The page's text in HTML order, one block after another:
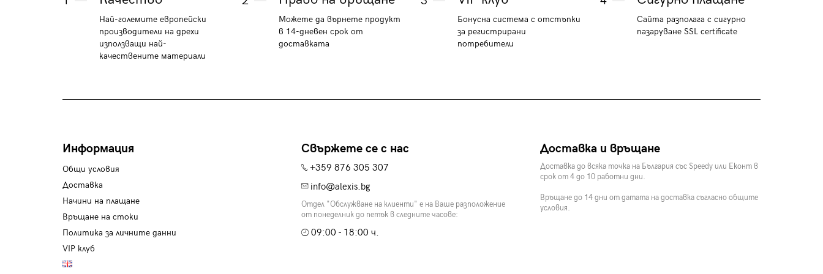
Най-големите европейски
производители на дрехи
използващи най-
качествените материали
Можете да върнете продукт
в 14-дневен срок от
доставката
Бонусна система с отстъпки
за регистрирани
потребители
Сайта разполага с сигурно
пазаруване SSL certificate
Информация
Общи условия
Доставка
Начини на плащане
Връщане на стоки
Политика за личните данни
VIP клуб
Свържете се с нас
+359 876 305 307
info@alexis.bg
Отдел "Обслужване на клиенти" е на Ваше разположение
от понеделник до петък в следните часове:
09:00 - 18:00 ч.
Доставка и връщане
Доставка до всяка точка на България със Speedy или Еконт в
срок от 4 до 10 работни дни.
Връщане до 14 дни от датата на доставка съгласно общите
условия.